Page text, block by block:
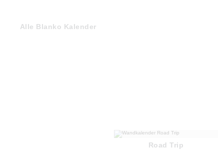
Road Trip
Alle Blanko Kalender